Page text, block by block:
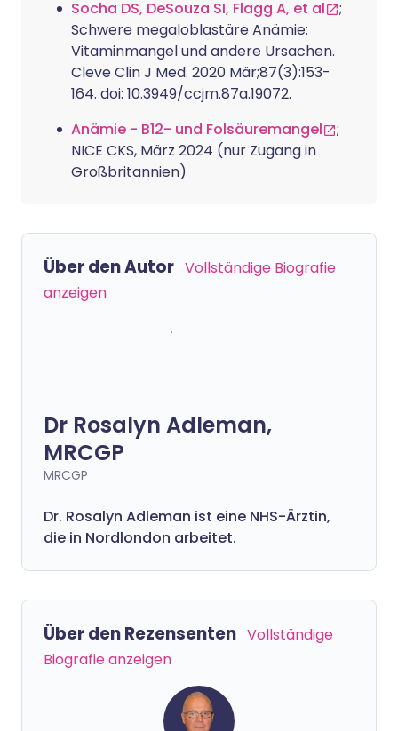
Socha DS, DeSouza SI, Flagg A, et al
;
Schwere megaloblastäre Anämie:
Vitaminmangel und andere Ursachen.
Cleve Clin J Med. 2020 Mär;87(3):153-
164. doi: 10.3949/ccjm.87a.19072.
Anämie - B12- und Folsäuremangel
;
NICE CKS, März 2024 (nur Zugang in
Großbritannien)
Über den Autor Vollständige Biografie
anzeigen
Dr Rosalyn Adleman,
MRCGP
MRCGP
Dr. Rosalyn Adleman ist eine NHS-Ärztin,
die in Nordlondon arbeitet.
Über den Rezensenten Vollständige
Biografie anzeigen